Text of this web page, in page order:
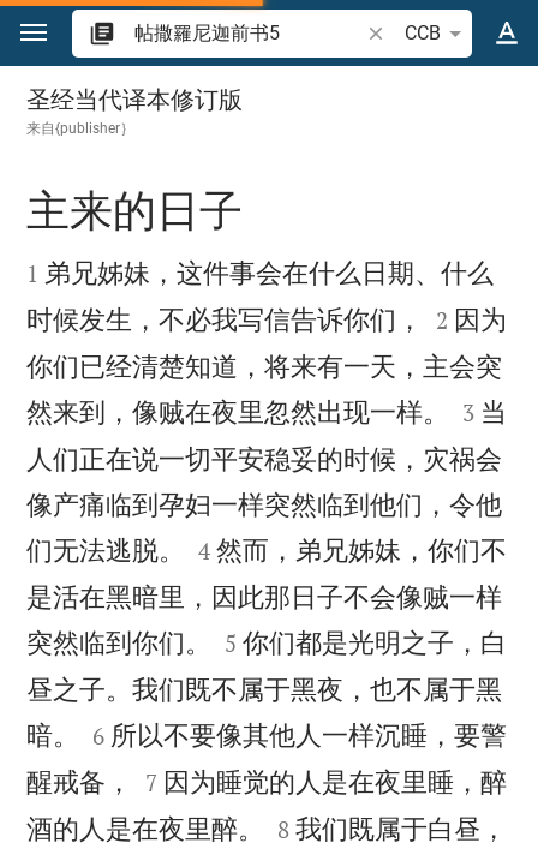
跳转到内容
搜索圣经经文或单词
CCB
帖撒羅尼迦前书 5
圣经当代译本修订版
来自{publisher｝

主来的日子

1 弟兄姊妹，这件事会在什么日期、什么
时候发生，不必我写信告诉你们，


2 因为
你们已经清楚知道，将来有一天，主会突
然来到，像贼在夜里忽然出现一样。


3 当
人们正在说一切平安稳妥的时候，灾祸会
像产痛临到孕妇一样突然临到他们，令他
们无法逃脱。


4 然而，弟兄姊妹，你们不
是活在黑暗里，因此那日子不会像贼一样
突然临到你们。


5 你们都是光明之子，白
昼之子。我们既不属于黑夜，也不属于黑
暗。


6 所以不要像其他人一样沉睡，要警
醒戒备，


7 因为睡觉的人是在夜里睡，醉
酒的人是在夜里醉。


8 我们既属于白昼，